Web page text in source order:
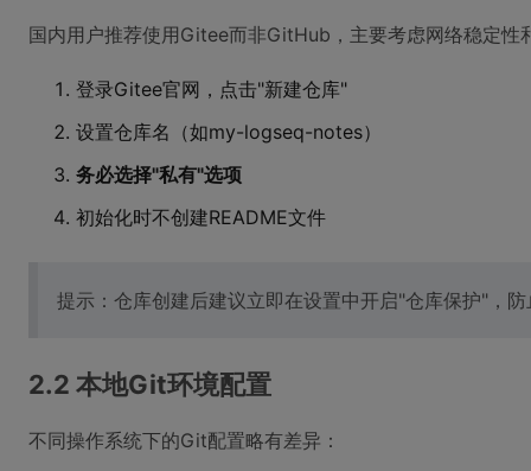
国内用户推荐使用Gitee而非GitHub，主要考虑网络稳定性
登录Gitee官网，点击"新建仓库"
设置仓库名（如my-logseq-notes）
务必选择"私有"选项
初始化时不创建README文件
提示：仓库创建后建议立即在设置中开启"仓库保护"，
2.2 本地Git环境配置
不同操作系统下的Git配置略有差异：